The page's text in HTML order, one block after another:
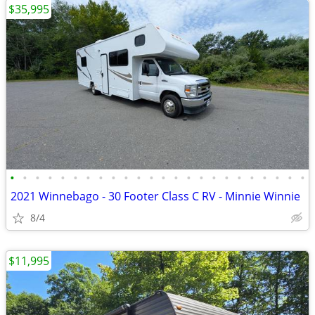
• • • • • • • • • • • • • • • • • • • • • • • •
2021 Winnebago - 30 Footer Class C RV - Minnie Winnie
8/4
$35,995
$11,995